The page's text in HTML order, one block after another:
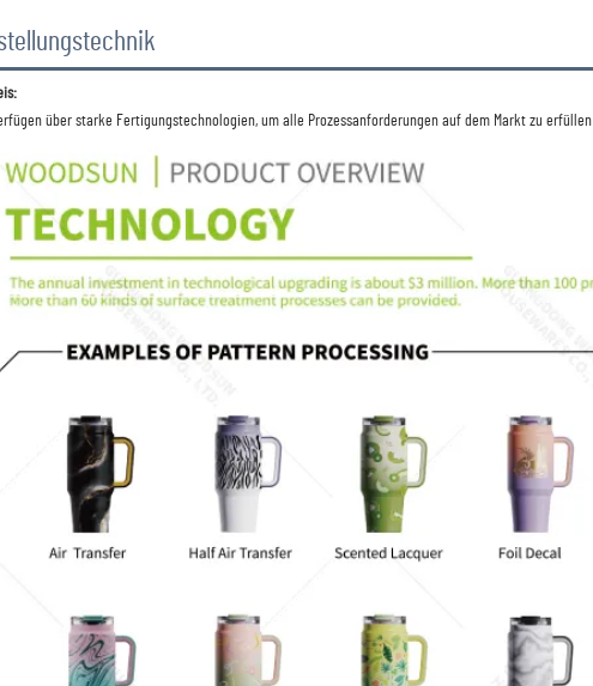
über starke Fertigungstechnologien, um alle Prozessanforderungen auf dem Markt zu erfüllen